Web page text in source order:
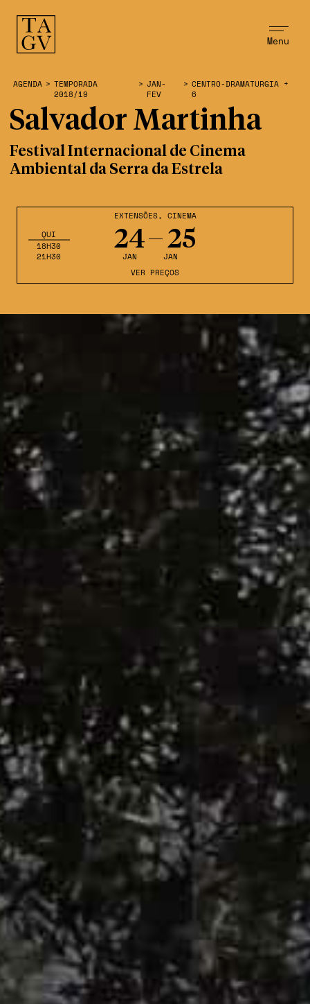
Menu
EXTENSÕES, CINEMA
24
JAN
25
JAN
QUI
18H30
21H30
VER PREÇOS
AGENDA > TEMPORADA
2018/19
> JAN-
FEV
> CENTRO-DRAMATURGIA +
6
Salvador Martinha
Festival Internacional de Cinema
Ambiental da Serra da Estrela